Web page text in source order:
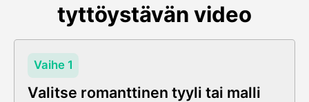
tyttöystävän video
Vaihe 1
Valitse romanttinen tyyli tai malli